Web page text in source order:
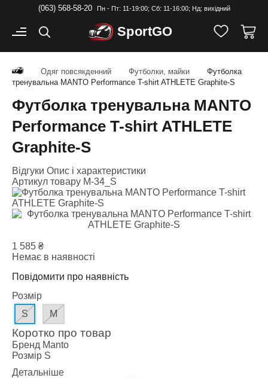
(063) 568-58-20 Пн - Пт: 11-19:00; Cб: 11-16:00; Нд: вихідний
SportGO
Одяг повсякденний Футболки, майки
Футболка
тренувальна MANTO Performance T-shirt ATHLETE Graphite-S
Футболка тренувальна MANTO
Performance T-shirt ATHLETE
Graphite-S
Відгуки Опис і характеристики
Артикул товару M-34_S
1 585 ₴
Немає в наявності
Повідомити про наявність
Розмір
S
M
Коротко про товар
Бренд Manto
Розмір S
Детальніше